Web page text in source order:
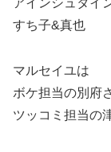
アインシュタイ
すち子&真也
マルセイユは
ボケ担当の別府
ツッコミ担当の